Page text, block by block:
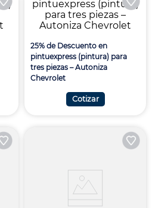
25% de Descuento en
pintuexpress (pintura) para
tres piezas – Autoniza
Chevrolet
Cotizar